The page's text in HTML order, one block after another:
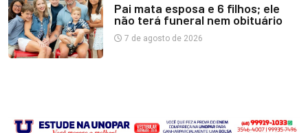
Pai mata esposa e 6 filhos; ele
não terá funeral nem obituário
7 de agosto de 2026